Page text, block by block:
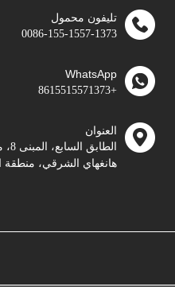
تليفون محمول
0086-155-1557-1373
WhatsApp
+8615515571373
العنوان
هانغهاي الشرقي، منطقة